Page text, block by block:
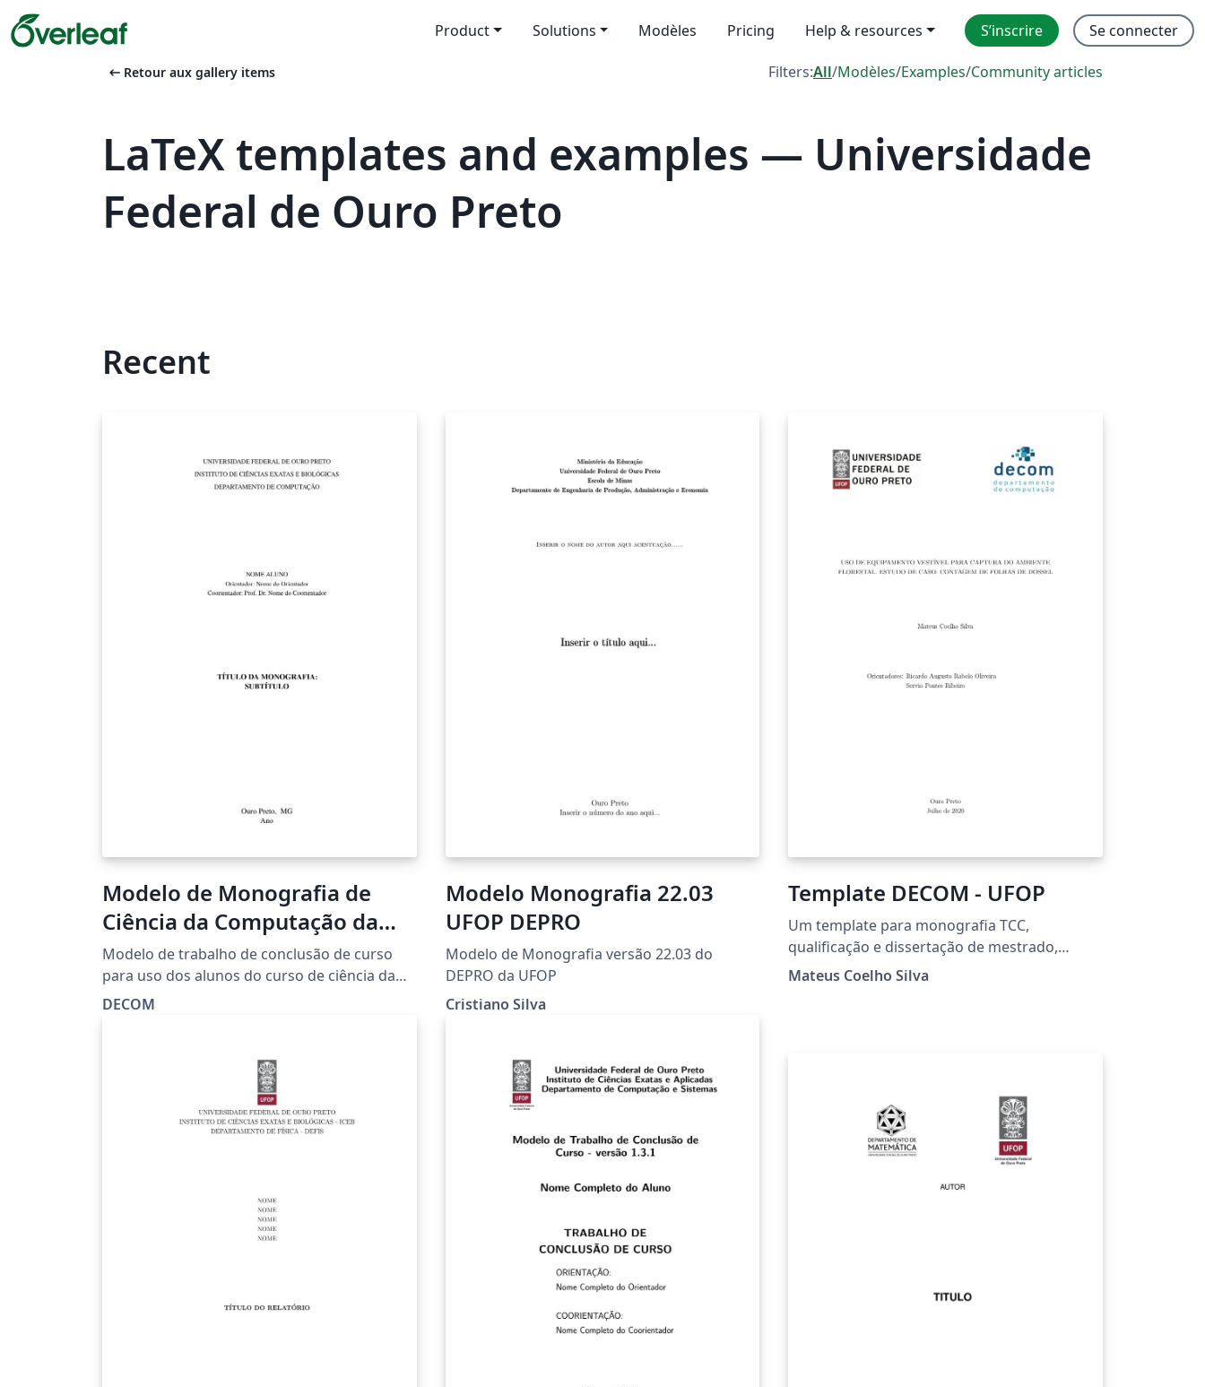
Product Solutions Modèles Pricing Help & resources S’inscrire Se connecter
arrow_left_alt Retour aux gallery items Filters:All/Modèles/Examples/Community articles
LaTeX templates and examples — Universidade
Federal de Ouro Preto
Recent
Modelo de Monografia de
Ciência da Computação da
Universidade Federal de Ouro
Preto
Modelo de trabalho de conclusão de curso
para uso dos alunos do curso de ciência da
computação da Universidade Federal de Ouro
com normas ABNT NBR 10719:2015.
DECOM
Modelo Monografia 22.03
UFOP DEPRO
Modelo de Monografia versão 22.03 do
DEPRO da UFOP
Cristiano Silva
Template DECOM - UFOP
Um template para monografia TCC,
qualificação e dissertação de mestrado,
qualificação e tese de doutorado. Adaptado a
Mateus Coelho Silva